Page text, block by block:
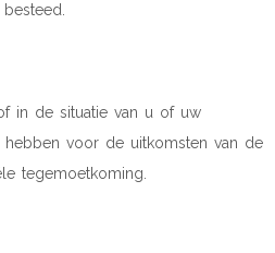
in de situatie van u of uw
voor de uitkomsten van de
tegemoetkoming.